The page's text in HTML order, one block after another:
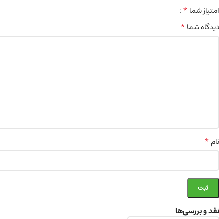
نقد و بررسی‌ها
امتیاز شما*
دیدگاه شما*
نام*